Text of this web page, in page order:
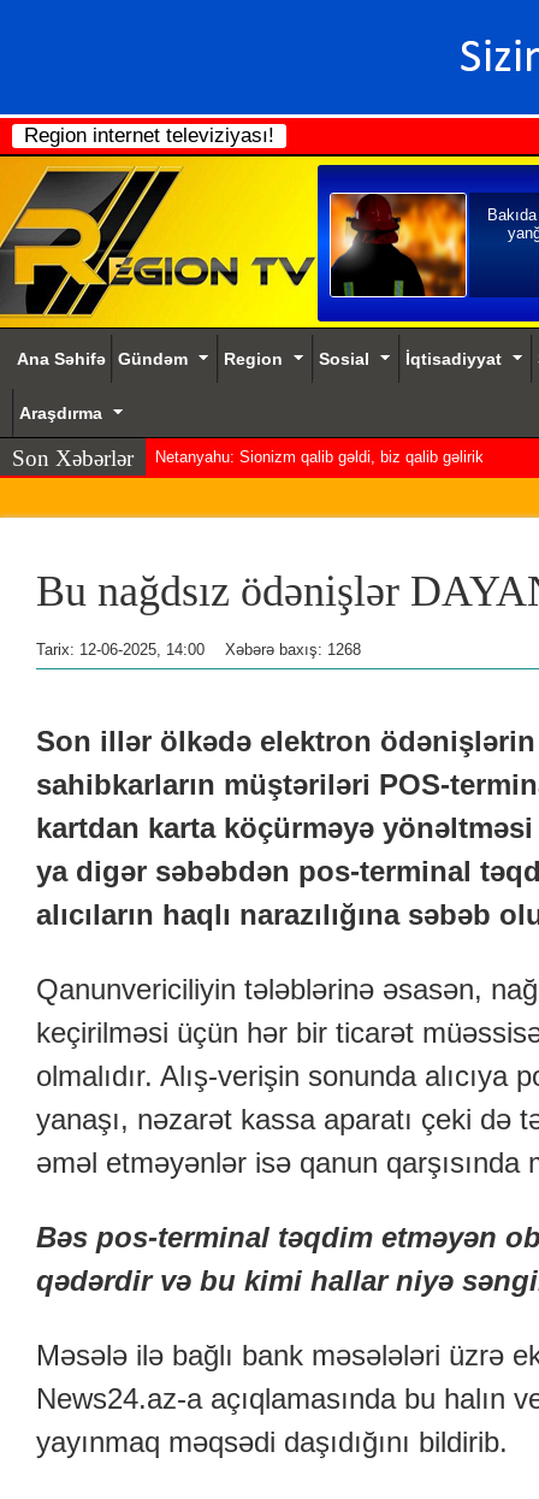
Region internet televiziyası!
Ana Səhifə Gündəm Region Sosial İqtisadiyyat
Araşdırma
Son Xəbərlər Netanyahu: Sionizm qalib gəldi, biz qalib gəlirik
Bu nağdsız ödənişlər
Tarix: 12-06-2025, 14:00 Xəbərə baxış: 1268
Son illər ölkədə elektron ödənişlərin
sahibkarların müştəriləri POS-
kartdan karta köçürməyə
ya digər səbəbdən pos-terminal
alıcıların haqlı narazılığına səbəb
Qanunvericiliyin tələblərinə əsasən,
keçirilməsi üçün hər bir ticarət
olmalıdır. Alış-verişin sonunda alıcıya
yanaşı, nəzarət kassa aparatı çeki də
əməl etməyənlər isə qanun qarşısında
Bəs pos-terminal təqdim etməyən
qədərdir və bu kimi hallar niyə
Məsələ ilə bağlı bank məsələləri üzrə
News24.az-a açıqlamasında bu halın
yayınmaq məqsədi daşıdığını bildirib.